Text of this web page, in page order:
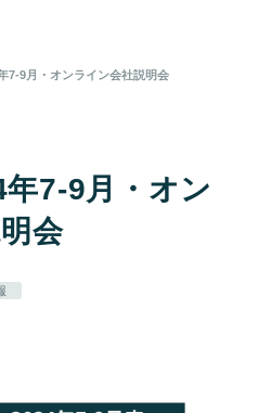
7-9月・オンライン会社説明会
年7-9月・オン
会